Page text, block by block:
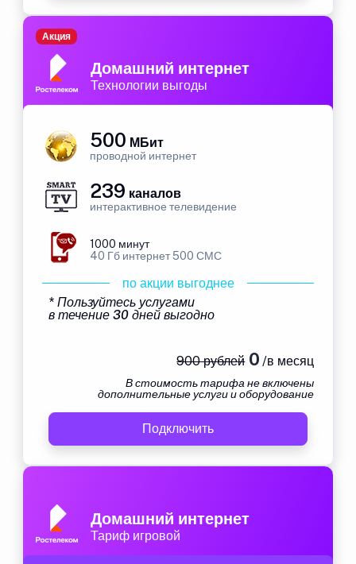
Домашний интернет
Технологии выгоды
Акция
500 МБит
проводной интернет
239 каналов
интерактивное телевидение
1000 минут
40 Гб интернет 500 СМС
по акции выгоднее
* Пользуйтесь услугами
в течение 30 дней выгодно
900 рублей0 /в месяц
В стоимость тарифа не включены
дополнительные услуги и оборудование
Подключить
Домашний интернет
Тариф игровой